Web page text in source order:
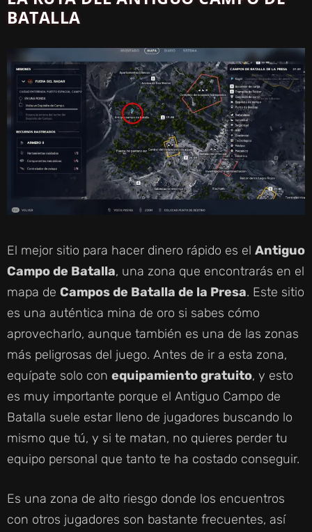
BATALLA
El mejor sitio para hacer dinero rápido es el Antiguo
Campo de Batalla, una zona que encontrarás en el
mapa de Campos de Batalla de la Presa. Este sitio
es una auténtica mina de oro si sabes cómo
aprovecharlo, aunque también es una de las zonas
más peligrosas del juego. Antes de ir a esta zona,
equípate solo con equipamiento gratuito, y esto
es muy importante porque el Antiguo Campo de
Batalla suele estar lleno de jugadores buscando lo
mismo que tú, y si te matan, no quieres perder tu
equipo personal que tanto te ha costado conseguir.
Es una zona de alto riesgo donde los encuentros
con otros jugadores son bastante frecuentes, así